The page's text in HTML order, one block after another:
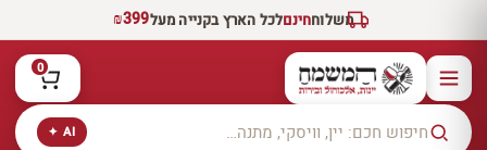
משלוחחינםלכל הארץ בקנייה מעל₪399
AI ✦
0